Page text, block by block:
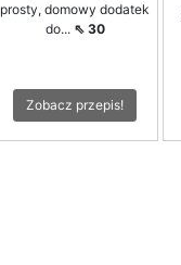
prosty, domowy dodatek
do... ⇖ 30
Zobacz przepis!